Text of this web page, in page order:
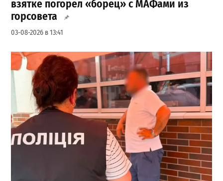
взятке погорел «борец» с МАФами из
горсовета
03-08-2026 в 13:41